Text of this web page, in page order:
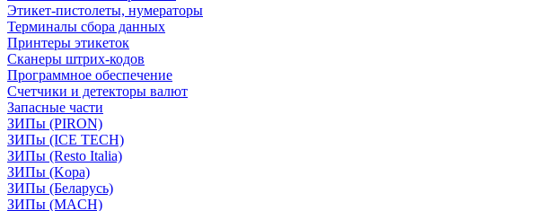
Этикет-пистолеты, нумераторы
Терминалы сбора данных
Принтеры этикеток
Сканеры штрих-кодов
Программное обеспечение
Счетчики и детекторы валют
Запасные части
ЗИПы (PIRON)
ЗИПы (ICE TECH)
ЗИПы (Resto Italia)
ЗИПы (Kopa)
ЗИПы (Беларусь)
ЗИПы (MACH)